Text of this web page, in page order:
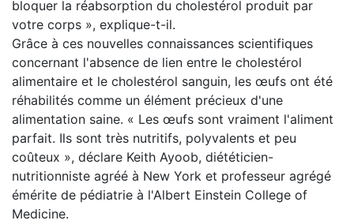
bloquer la réabsorption du cholestérol produit par
votre corps », explique-t-il.
Grâce à ces nouvelles connaissances scientifiques
concernant l'absence de lien entre le cholestérol
alimentaire et le cholestérol sanguin, les œufs ont été
réhabilités comme un élément précieux d'une
alimentation saine. « Les œufs sont vraiment l'aliment
parfait. Ils sont très nutritifs, polyvalents et peu
coûteux », déclare Keith Ayoob, diététicien-
nutritionniste agréé à New York et professeur agrégé
émérite de pédiatrie à l'Albert Einstein College of
Medicine.